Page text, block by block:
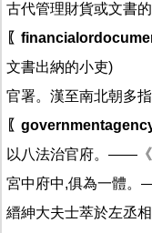
古代管理財貨或文書
〖
文書出納的小吏)
官署。漢至南北朝多
〖
以八法治官府。——
宮中府中,俱為一體
縉紳大夫士萃於左丞